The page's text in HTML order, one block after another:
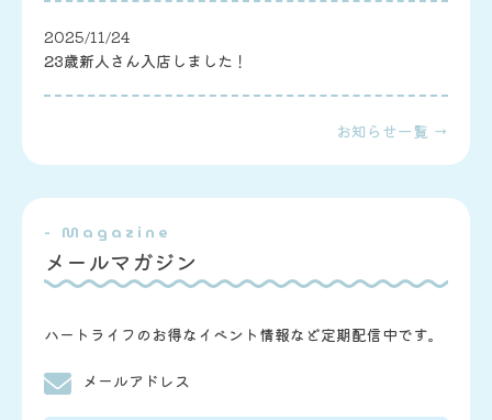
2025/11/24
23歳新人さん入店しました！
お知らせ一覧 →
- Magazine
メールマガジン
ハートライフのお得なイベント情報など定期配信中です。
メールアドレス